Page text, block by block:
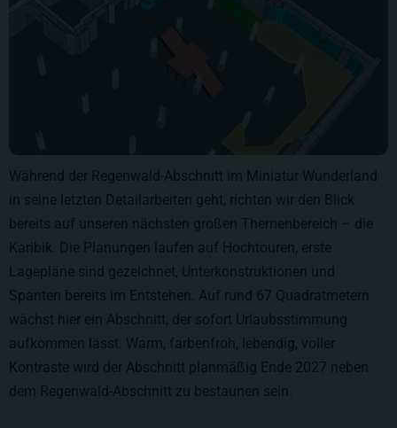
Während der Regenwald-Abschnitt im Miniatur Wunderland
in seine letzten Detailarbeiten geht, richten wir den Blick
bereits auf unseren nächsten großen Themenbereich – die
Karibik. Die Planungen laufen auf Hochtouren, erste
Lagepläne sind gezeichnet, Unterkonstruktionen und
Spanten bereits im Entstehen. Auf rund 67 Quadratmetern
wächst hier ein Abschnitt, der sofort Urlaubsstimmung
aufkommen lässt. Warm, farbenfroh, lebendig, voller
Kontraste wird der Abschnitt planmäßig Ende 2027 neben
dem Regenwald-Abschnitt zu bestaunen sein.